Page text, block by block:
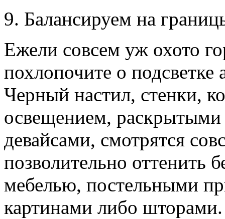
9. Балансируем на
Ежели совсем уж охото
похлопочите о подсветке
Черный настил, стенки,
освещением,
девайсами, смотрятся
позволительно оттенить
мебелью, постельными
картинами либо шторами.